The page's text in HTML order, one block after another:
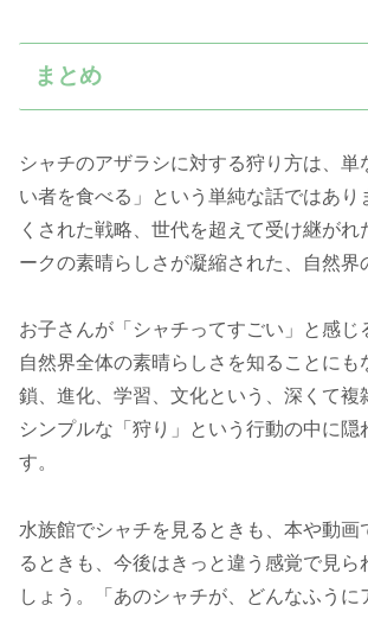
まとめ
シャチのアザラシに対する狩り方は、単
い者を食べる」という単純な話ではあり
くされた戦略、世代を超えて受け継がれ
ークの素晴らしさが凝縮された、自然界
お子さんが「シャチってすごい」と感じ
自然界全体の素晴らしさを知ることにも
鎖、進化、学習、文化という、深くて複
シンプルな「狩り」という行動の中に隠
す。
水族館でシャチを見るときも、本や動画
るときも、今後はきっと違う感覚で見ら
しょう。「あのシャチが、どんなふうに